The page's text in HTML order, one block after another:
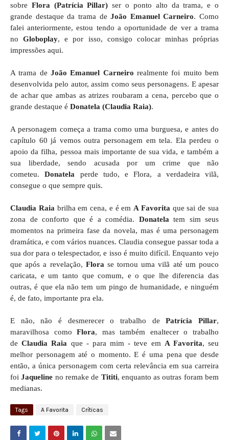
sobre Flora (Patrícia Pillar) ser o ponto alto da trama, e o
grande destaque da trama de João Emanuel Carneiro. Como
falei anteriormente, estou tendo a oportunidade de ver a trama
no
Globoplay, e por isso, consigo colocar minhas próprias
impressões aqui.
A trama de João Emanuel Carneiro realmente foi muito bem
desenvolvida pelo autor, assim como seus personagens. E apesar
de achar que ambas as atrizes roubaram a cena, percebo que o
grande destaque é Donatela (Claudia Raia).
A personagem começa a trama como uma burguesa, e antes do
capítulo 60 já vemos outra personagem em tela. Ela perdeu o
apoio da filha, pessoa mais importante de sua vida, e também a
sua liberdade, sendo acusada por um crime que não
cometeu.Donatela perde tudo, e Flora, a verdadeira vilã,
consegue o que sempre quis.
Claudia Raia brilha em cena, e é em A Favorita que sai de sua
zona de conforto que é a comédia. Donatela tem sim seus
momentos na primeira fase da novela, mas é uma personagem
dramática, e com vários nuances. Claudia consegue passar toda a
sua dor para o telespectador, e isso é muito difícil. Enquanto vejo
que após a revelação, Flora se tornou uma vilã até um pouco
caricata, e um tanto que comum, e o que lhe diferencia das
outras, é que ela não tem um pingo de humanidade, e ninguém
é, de fato, importante pra ela.
E não, não é desmerecer o trabalho dePatrícia Pillar,
maravilhosa comoFlora, mas também enaltecer o trabalho
deClaudia Raia que - para mim - teve em A Favorita, seu
melhor personagem até o momento. E é uma pena que desde
então, a única personagem com certa relevância em sua carreira
foiJaqueline no remake de Tititi, enquanto as outras foram bem
medianas.
Tags A Favorita Críticas